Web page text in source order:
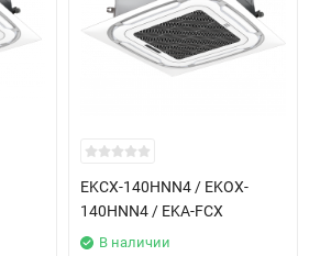
EKCX-140HNN4 / EKOX-
140HNN4 / EKA-FCX
В наличии